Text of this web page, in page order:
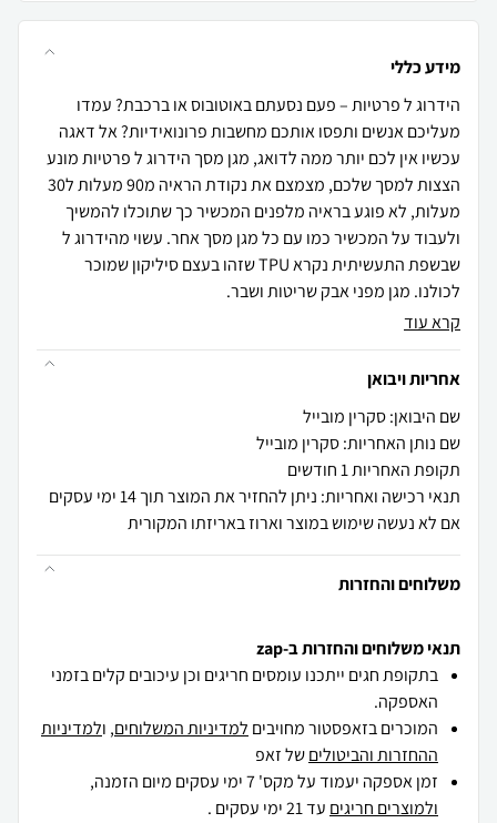
מידע כללי
הידרוג ל פרטיות – פעם נסעתם באוטובוס או ברכבת? עמדו
מעליכם אנשים ותפסו אותכם מחשבות פרונואידיות? אל דאגה
עכשיו אין לכם יותר ממה לדואג, מגן מסך הידרוג ל פרטיות מונע
הצצות למסך שלכם, מצמצם את נקודת הראיה מ90 מעלות ל30
מעלות, לא פוגע בראיה מלפנים המכשיר כך שתוכלו להמשיך
ולעבוד על המכשיר כמו עם כל מגן מסך אחר. עשוי מהידרוג ל
שבשפת התעשיתית נקרא TPU שזהו בעצם סיליקון שמוכר
לכולנו. מגן מפני אבק שריטות ושבר.
קרא עוד
אחריות ויבואן
שם היבואן: סקרין מובייל
שם נותן האחריות: סקרין מובייל
תקופת האחריות 1 חודשים
תנאי רכישה ואחריות: ניתן להחזיר את המוצר תוך 14 ימי עסקים
אם לא נעשה שימוש במוצר וארוז באריזתו המקורית
משלוחים והחזרות
תנאי משלוחים והחזרות ב-zap
בתקופת חגים ייתכנו עומסים חריגים וכן עיכובים קלים בזמני
האספקה.
המוכרים בזאפסטור מחויבים למדיניות המשלוחים, ולמדיניות
ההחזרות והביטוליםשל זאפ
זמן אספקה יעמוד על מקס' 7 ימי עסקים מיום הזמנה,
ולמוצרים חריגים עד 21 ימי עסקים .